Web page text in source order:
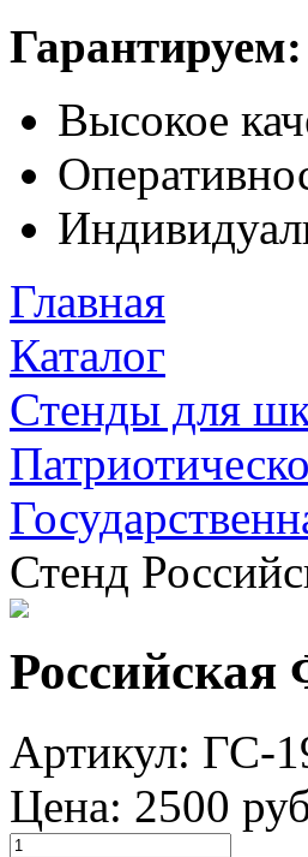
Гарантируем:
Высокое
Главная
Каталог
Стенды для
Стенд
Российская
Артикул: ГС-
Цена: 2500